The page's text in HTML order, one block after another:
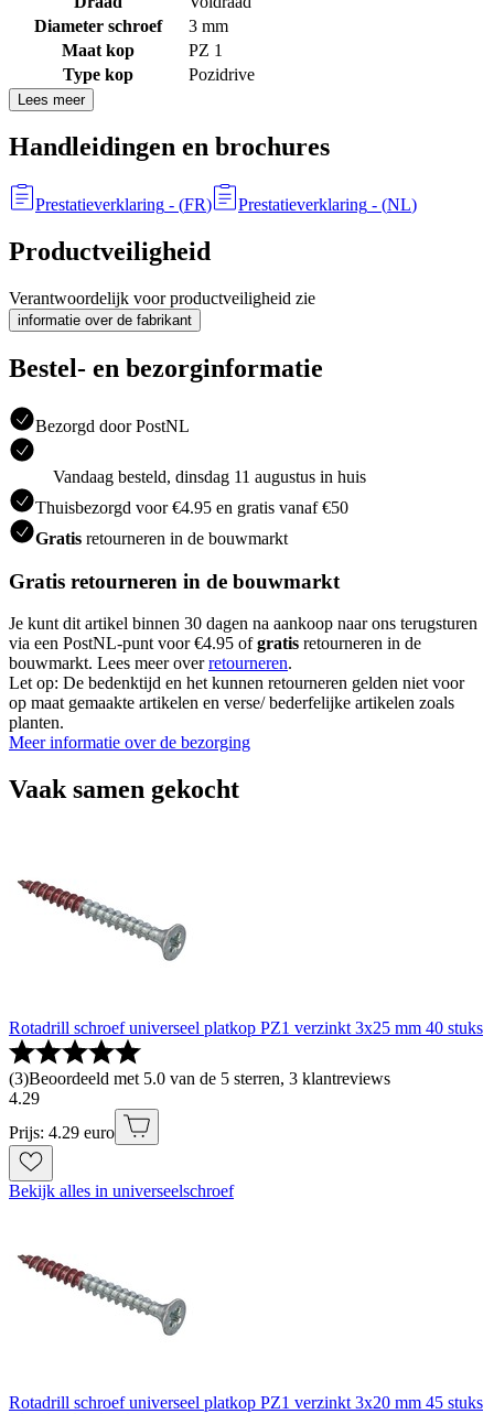
Diameter schroef
3 mm
Maat kop
PZ 1
Type kop
Pozidrive
Lees meer
Handleidingen en brochures
Prestatieverklaring - (FR) Prestatieverklaring - (NL)
Productveiligheid
Verantwoordelijk voor productveiligheid zie
informatie over de fabrikant
Bestel- en bezorginformatie
Bezorgd door PostNL
Vandaag besteld, dinsdag 11 augustus in huis
Thuisbezorgd voor €4.95 en gratis vanaf €50
Gratis retourneren in de bouwmarkt
Gratis retourneren in de bouwmarkt
Je kunt dit artikel binnen 30 dagen na aankoop naar ons terugsturen
via een PostNL-punt voor €4.95 ofgratis retourneren in de
bouwmarkt. Lees meer overretourneren.
Let op: De bedenktijd en het kunnen retourneren gelden niet voor
op maat gemaakte artikelen en verse/ bederfelijke artikelen zoals
planten.
Meer informatie over de bezorging
Vaak samen gekocht
Rotadrill schroef universeel platkop PZ1 verzinkt 3x25 mm 40 stuks
(3)Beoordeeld met 5.0 van de 5 sterren, 3 klantreviews
4.29
Prijs: 4.29 euro
Bekijk alles in universeelschroef
Rotadrill schroef universeel platkop PZ1 verzinkt 3x20 mm 45 stuks